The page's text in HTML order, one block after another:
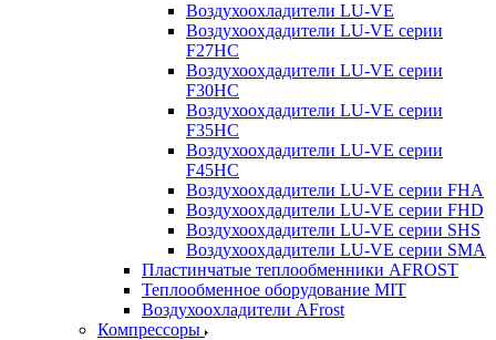
Воздухоохладители LU-VE
Воздухоохдадители LU-VE серии
F27HC
Воздухоохдадители LU-VE серии
F30HC
Воздухоохдадители LU-VE серии
F35HC
Воздухоохдадители LU-VE серии
F45HC
Воздухоохдадители LU-VE серии FHA
Воздухоохдадители LU-VE серии FHD
Воздухоохдадители LU-VE серии SHS
Воздухоохдадители LU-VE серии SMA
Пластинчатые теплообменники AFROST
Теплообменное оборудование MIT
Воздухоохладители AFrost
Компрессоры